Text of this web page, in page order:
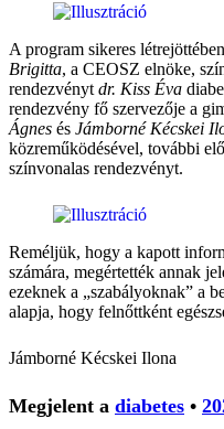
A program sikeres
Brigitta, a CEOSZ elnöke,
rendezvényt dr. Kiss Éva
rendezvény fő szervezője a
Ágnes és Jámborné Kécskei
közreműködésével, további
színvonalas rendezvényt.
Reméljük, hogy a kapott
számára, megértették annak
ezeknek a „szabályoknak” a
alapja, hogy felnőttként
Jámborné Kécskei Ilona
Megjelent a diabetes •